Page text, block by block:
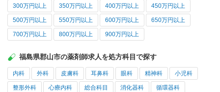
300万円以上 350万円以上 400万円以上 450万円以上
500万円以上 550万円以上 600万円以上 650万円以上
700万円以上 800万円以上 900万円以上
福島県郡山市の薬剤師求人を処方科目で探す
内科 外科 皮膚科 耳鼻科 眼科 精神科 小児科
整形外科 心療内科 総合科目 消化器科 循環器科